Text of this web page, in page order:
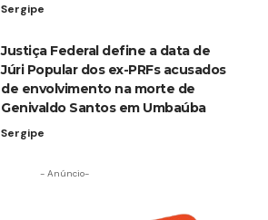
Sergipe
Justiça Federal define a data de
Júri Popular dos ex-PRFs acusados
de envolvimento na morte de
Genivaldo Santos em Umbaúba
Sergipe
- Anúncio-